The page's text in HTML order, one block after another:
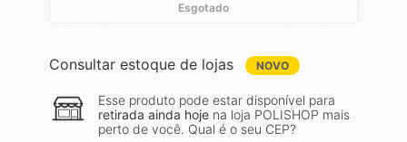
Esgotado
Consultar estoque de lojas NOVO
Esse produto pode estar disponível para
retirada ainda hojena loja POLISHOP mais
perto de você. Qual é o seu CEP?